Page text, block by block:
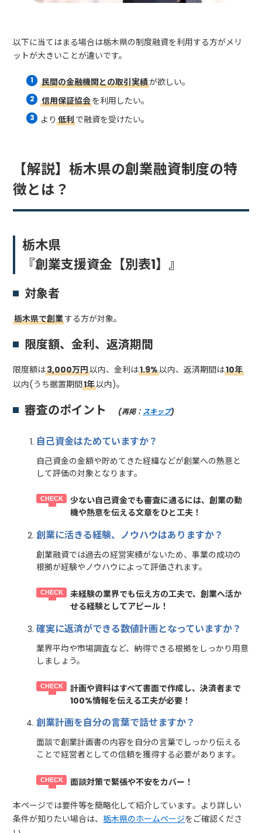
以下に当てはまる場合は栃木県の制度融資を利用する方がメリ
ットが大きいことが違いです。
民間の金融機関との取引実績が欲しい。
信用保証協会を利用したい。
より低利で融資を受けたい。
【解説】栃木県の創業融資制度の特
徴とは？
栃木県
『創業支援資金【別表1】』
対象者
栃木県で創業する方が対象。
限度額、金利、返済期間
限度額は3,000万円以内、金利は1.9%以内、返済期間は10年
以内(うち据置期間1年以内)。
審査のポイント (再掲： スキップ)
自己資金はためていますか？
自己資金の金額や貯めてきた経緯などが創業への熱意と
して評価の対象となります。
少ない自己資金でも審査に通るには、創業の動
機や熱意を伝える文章をひと工夫！
創業に活きる経験、ノウハウはありますか？
創業融資では過去の経営実績がないため、事業の成功の
根拠が経験やノウハウによって評価されます。
未経験の業界でも伝え方の工夫で、創業へ活か
せる経験としてアピール！
確実に返済ができる数値計画となっていますか？
業界平均や市場調査など、納得できる根拠をしっかり用意
しましょう。
計画や資料はすべて書面で作成し、決済者まで
100%情報を伝える工夫が必要！
創業計画を自分の言葉で話せますか？
面談で創業計画書の内容を自分の言葉でしっかり伝える
ことで経営者としての信頼を獲得する必要があります。
面談対策で緊張や不安をカバー！
本ページでは要件等を簡略化して紹介しています。より詳しい
条件が知りたい場合は、栃木県のホームページをご確認くださ